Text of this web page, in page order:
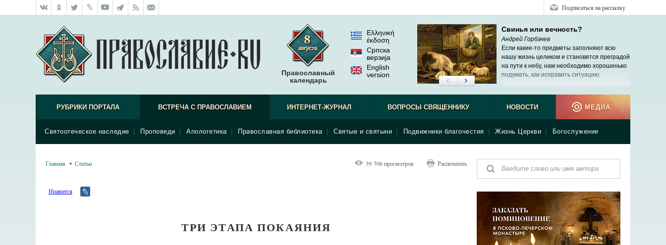
Подписаться на рассылку
Православный
календарь
Ελληνική
έκδοση
Српска
верзиjа
English
version
Свинья или вечность?
Андрей Горбачев
Если какие-то предметы заполняют всю
нашу жизнь целиком и становятся преградой
на пути к небу, нам необходимо хорошенько
подумать, как исправить ситуацию.
РУБРИКИ ПОРТАЛА ВСТРЕЧА С ПРАВОСЛАВИЕМ
Святоотеческое наследие Проповеди Апологетика Православная библиотека Святые и святыни Подвижники благочестия Жизнь Церкви Богослужение
ИНТЕРНЕТ-ЖУРНАЛ ВОПРОСЫ СВЯЩЕННИКУ НОВОСТИ МЕДИА
Главная Статьи 39 706 просмотров Распечатать
Нравится
ТРИ ЭТАПА ПОКАЯНИЯ